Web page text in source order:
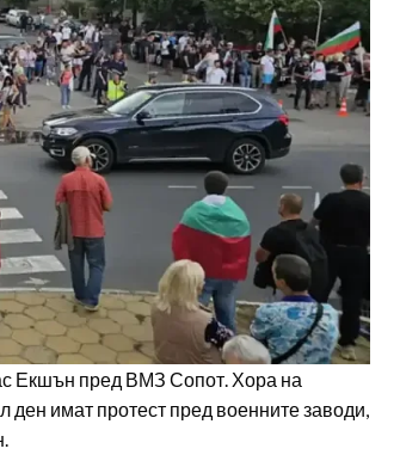
Екшън пред ВМЗ Сопот. Хора на
ден имат протест пред военните заводи,